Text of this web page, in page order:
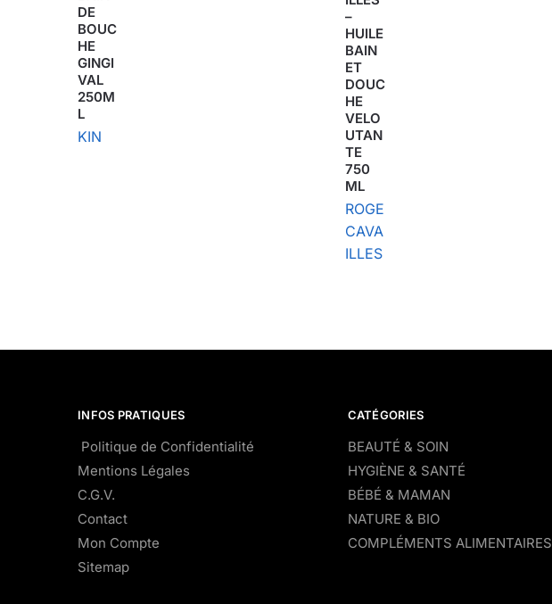
DE
BOUC
HE
GINGI
VAL
250M
L
KIN
–
HUILE
BAIN
ET
DOUC
HE
VELO
UTAN
TE
750
ML
ROGE
CAVA
ILLES
INFOS PRATIQUES
Politique de Confidentialité
Mentions Légales
C.G.V.
Contact
Mon Compte
Sitemap
CATÉGORIES
BEAUTÉ & SOIN
HYGIÈNE & SANTÉ
BÉBÉ & MAMAN
NATURE & BIO
COMPLÉMENTS ALIMENTAIRES